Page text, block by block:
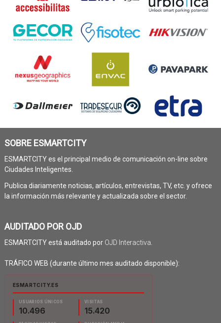
SOBRE ESMARTCITY
ESMARTCITY es el principal medio de comunicación on-line sobre
Ciudades Inteligentes.
Publica diariamente noticias, artículos, entrevistas, TV, etc. y ofrece
la información más relevante y actualizada sobre el sector.
AUDITADO POR OJD
ESMARTCITY está auditado por OJD Interactiva
TRÁFICO WEB (durante último mes auditado disponible):